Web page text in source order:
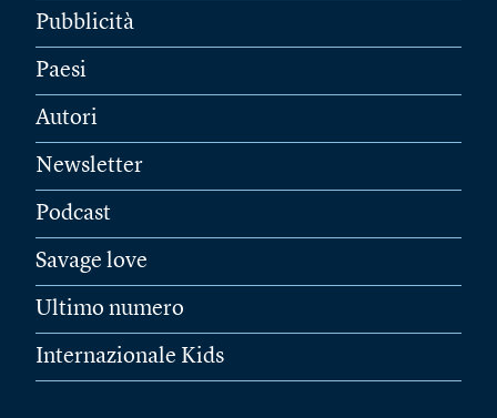
Pubblicità
Paesi
Autori
Newsletter
Podcast
Savage love
Ultimo numero
Internazionale Kids